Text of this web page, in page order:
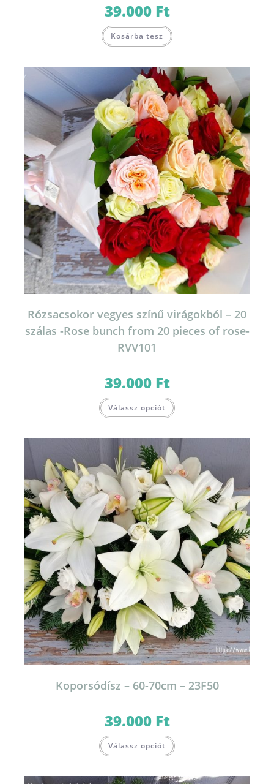
39.000 Ft
Kosárba tesz
Rózsacsokor vegyes színű virágokból – 20
szálas -Rose bunch from 20 pieces of rose-
RVV101
39.000 Ft
Válassz opciót
Koporsódísz – 60-70cm – 23F50
39.000 Ft
Válassz opciót